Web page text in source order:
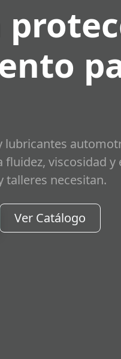
lubricantes
fluidez, viscosidad
talleres necesitan.
Ver Catálogo